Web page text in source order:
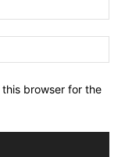
browser for the